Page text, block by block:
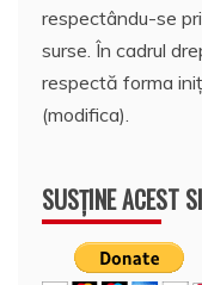
respectându-se
surse. În cadrul
respectă forma
(modifica).
SUSȚINE ACEST